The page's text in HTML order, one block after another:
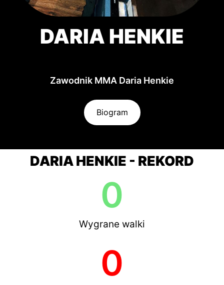
DARIA HENKIE
Zawodnik MMA Daria Henkie
Biogram
DARIA HENKIE - REKORD
Wygrane walki
0
0